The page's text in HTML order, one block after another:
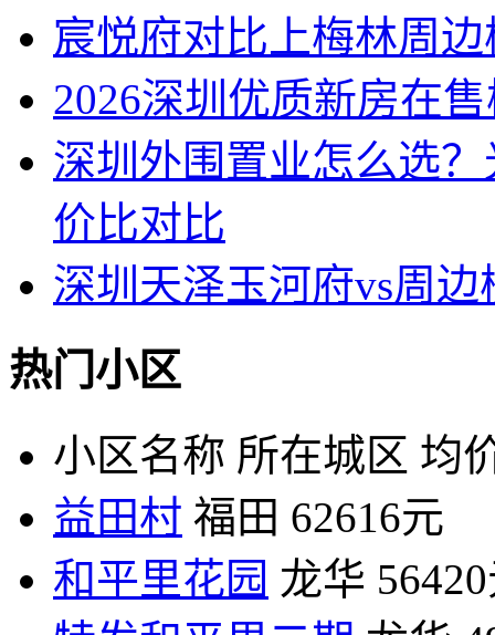
宸悦府对比上梅林周
2026深圳优质新房在
深圳外围置业怎么选
价比对比
深圳天泽玉河府vs周
热门小区
小区名称 所在城区 均
益田村 福田 62616元
和平里花园 龙华